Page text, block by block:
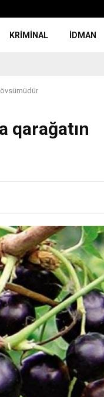
KRIMINAL İDMAN
qarağatın